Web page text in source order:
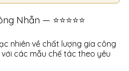
Nhẫn — ⭐⭐⭐⭐⭐
nhiên về chất lượng gia công
các mẫu chế tác theo yêu